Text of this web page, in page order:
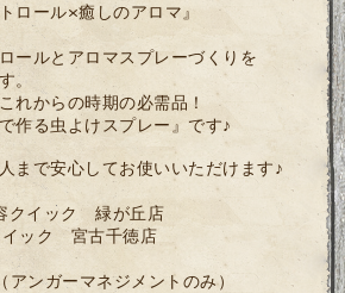
ロール×癒しのアロマ』
ールとアロマスプレーづくりを
。
れからの時期の必需品！
作る虫よけスプレー』です♪
まで安心してお使いいただけます♪
クイック 緑が丘店
ック 宮古千徳店
ンガーマネジメントのみ）